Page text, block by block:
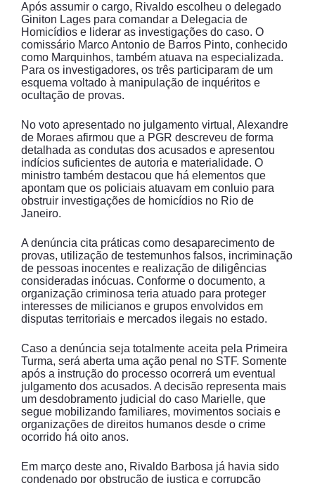
Após assumir o cargo, Rivaldo escolheu o delegado
Giniton Lages para comandar a Delegacia de
Homicídios e liderar as investigações do caso. O
comissário Marco Antonio de Barros Pinto, conhecido
como Marquinhos, também atuava na especializada.
Para os investigadores, os três participaram de um
esquema voltado à manipulação de inquéritos e
ocultação de provas.
No voto apresentado no julgamento virtual, Alexandre
de Moraes afirmou que a PGR descreveu de forma
detalhada as condutas dos acusados e apresentou
indícios suficientes de autoria e materialidade. O
ministro também destacou que há elementos que
apontam que os policiais atuavam em conluio para
obstruir investigações de homicídios no Rio de
Janeiro.
A denúncia cita práticas como desaparecimento de
provas, utilização de testemunhos falsos, incriminação
de pessoas inocentes e realização de diligências
consideradas inócuas. Conforme o documento, a
organização criminosa teria atuado para proteger
interesses de milicianos e grupos envolvidos em
disputas territoriais e mercados ilegais no estado.
Caso a denúncia seja totalmente aceita pela Primeira
Turma, será aberta uma ação penal no STF. Somente
após a instrução do processo ocorrerá um eventual
julgamento dos acusados. A decisão representa mais
um desdobramento judicial do caso Marielle, que
segue mobilizando familiares, movimentos sociais e
organizações de direitos humanos desde o crime
ocorrido há oito anos.
Em março deste ano, Rivaldo Barbosa já havia sido
condenado por obstrução de justiça e corrupção